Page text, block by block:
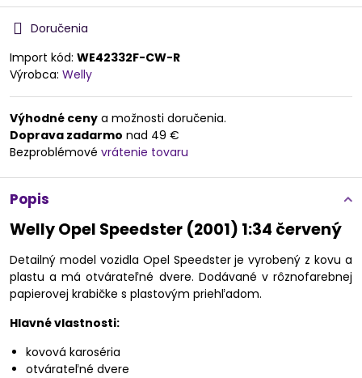
Doručenia
Import kód: WE42332F-CW-R
Výrobca: Welly
Výhodné ceny a možnosti doručenia.
Doprava zadarmo nad 49 €
Bezproblémové vrátenie tovaru
Popis
Welly Opel Speedster (2001) 1:34 červený
Detailný model vozidla Opel Speedster je vyrobený z kovu a
plastu a má otvárateľné dvere. Dodávané v rôznofarebnej
papierovej krabičke s plastovým priehľadom.
Hlavné vlastnosti:
kovová karoséria
otvárateľné dvere